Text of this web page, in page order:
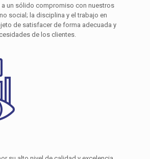
un sólido compromiso con nuestros
social; la disciplina y el trabajo en
de satisfacer de forma adecuada y
de los clientes.